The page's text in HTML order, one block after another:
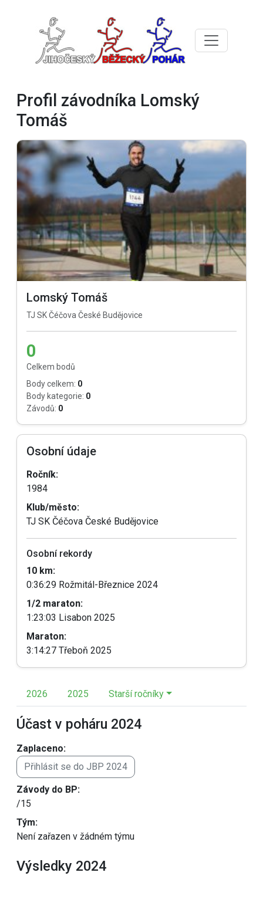
Profil závodníka Lomský
Tomáš
Lomský Tomáš
TJ SK Čéčova České Budějovice
0
Celkem bodů
Body celkem: 0
Body kategorie: 0
Závodů: 0
Osobní údaje
Ročník:
1984
Klub/město:
TJ SK Čéčova České Budějovice
Osobní rekordy
10 km:
0:36:29 Rožmitál-Březnice 2024
1/2 maraton:
1:23:03 Lisabon 2025
Maraton:
3:14:27 Třeboň 2025
2026 2025 Starší ročníky
Účast v poháru 2024
Zaplaceno:
Přihlásit se do JBP 2024
Závody do BP:
/15
Tým:
Není zařazen v žádném týmu
Výsledky 2024